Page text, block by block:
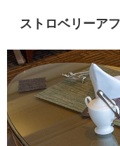
ストロベリーア